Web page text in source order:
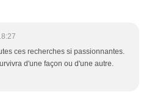
ces recherches si passionnantes.
d'une façon ou d'une autre.